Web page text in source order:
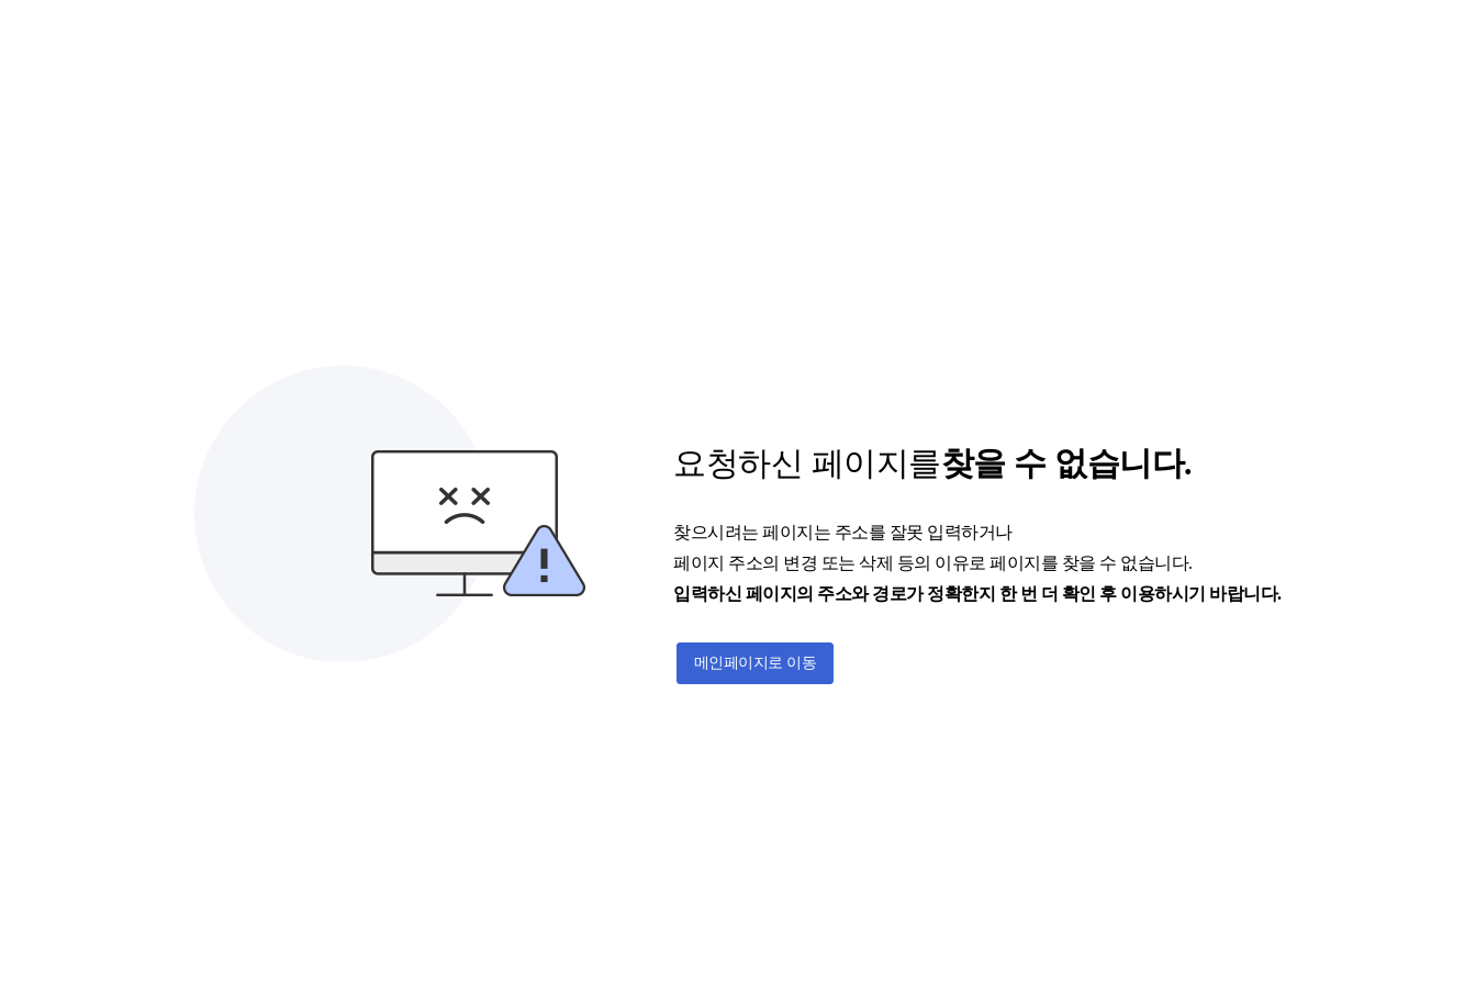
요청하신 페이지를찾을 수 없습니다.
찾으시려는 페이지는 주소를 잘못 입력하거나
페이지 주소의 변경 또는 삭제 등의 이유로 페이지를 찾을 수 없습니다.
입력하신 페이지의 주소와 경로가 정확한지 한 번 더 확인 후 이용하시기 바랍니다.
메인페이지로 이동